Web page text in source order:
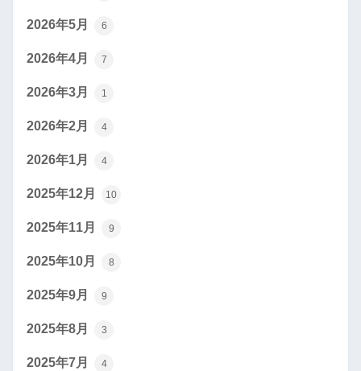
2026年5月 6
2026年4月 7
2026年3月 1
2026年2月 4
2026年1月 4
2025年12月 10
2025年11月 9
2025年10月 8
2025年9月 9
2025年8月 3
2025年7月 4